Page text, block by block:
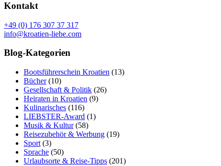
Kontakt
+49 (0) 176 307 37 317
info@kroatien-liebe.com
Blog-Kategorien
Bootsführerschein Kroatien (13)
Bücher(10)
Gesellschaft & Politik (26)
Heiraten in Kroatien (9)
Kulinarisches (116)
LIEBSTER-Award (1)
Musik & Kultur(58)
Reisezubehör & Werbung (19)
Sport (3)
Sprache (50)
Urlaubsorte & Reise-Tipps (201)